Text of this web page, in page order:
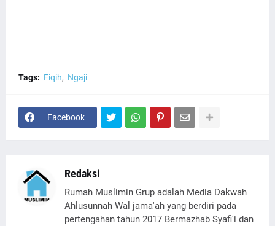
Tags: Fiqih Ngaji
Facebook
Redaksi
Rumah Muslimin Grup adalah Media Dakwah
Ahlusunnah Wal jama'ah yang berdiri pada
pertengahan tahun 2017 Bermazhab Syafi'i dan